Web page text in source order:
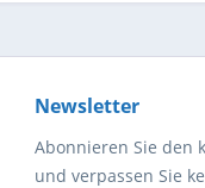
Newsletter
Abonnieren Sie den
und verpassen Sie